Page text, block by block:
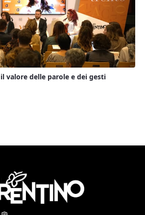
valore delle parole e dei gesti